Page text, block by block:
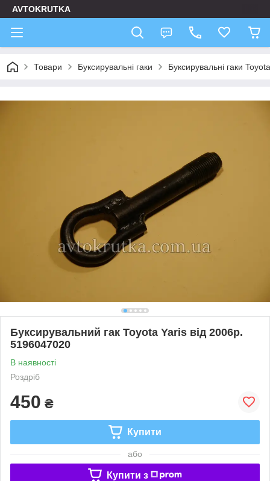
AVTOKRUTKA
Товари Буксирувальні гаки Буксирувальні гаки Toyota
Буксирувальний гак Toyota Yaris від 2006р.
5196047020
В наявності
Роздріб
450 ₴
Купити
або
Купити з